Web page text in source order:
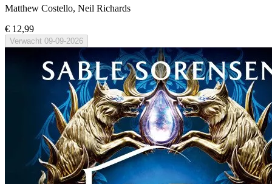
Matthew Costello, Neil Richards
€ 12,99
Verwacht 09-09-2026